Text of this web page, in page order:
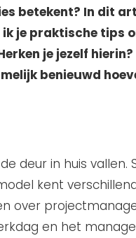
betekent? In dit
je praktische tips
je jezelf
benieuwd
deur in huis vallen.
kent
over
en het